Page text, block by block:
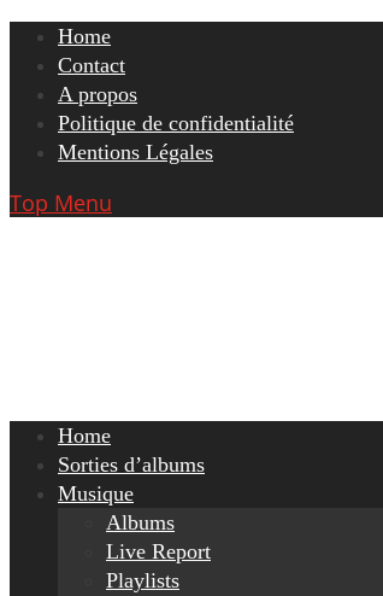
Skip
content
Home
Contact
A propos
Politique de confidentialité
Mentions Légales
Top Menu
Home
Sorties d’albums
Musique
Albums
Live Report
Playlists